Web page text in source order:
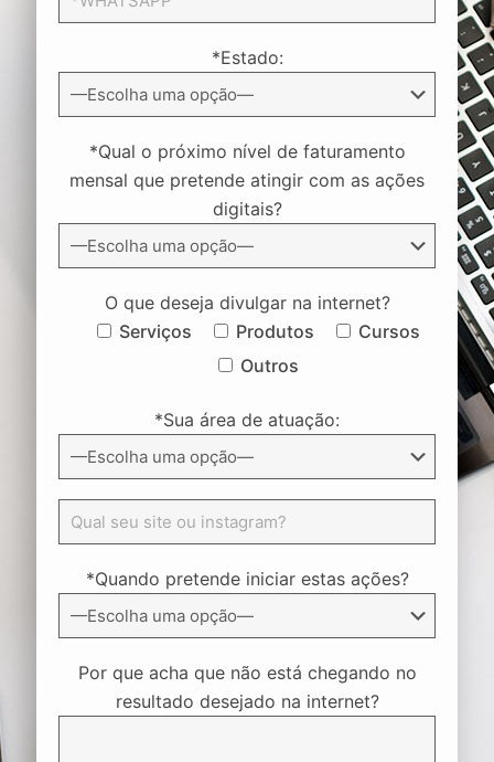
*Estado:
*Qual o próximo nível de faturamento
mensal que pretende atingir com as ações
digitais?
O que deseja divulgar na internet?
Serviços
Produtos
Cursos
Outros
*Sua área de atuação:
*Quando pretende iniciar estas ações?
Por que acha que não está chegando no
resultado desejado na internet?